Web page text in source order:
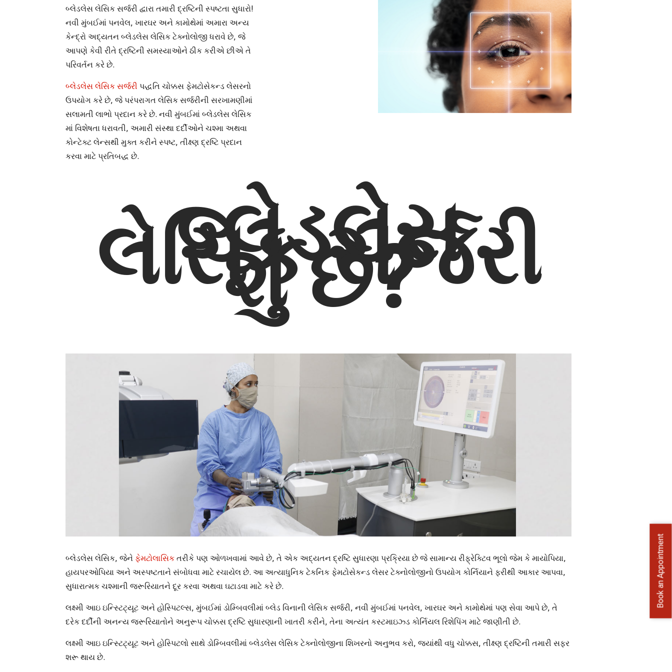
બ્લેડલેસ લેસિક સર્જરી દ્વારા તમારી દ્રષ્ટિની સ્પષ્ટતા સુધારો!
નવી મુંબઈમાં પનવેલ, ખારઘર અને કામોથેમાં અમારા અન્ય
કેન્દ્રો અદ્યતન બ્લેડલેસ લેસિક ટેક્નોલોજી ધરાવે છે, જે
આપણે કેવી રીતે દ્રષ્ટિની સમસ્યાઓને ઠીક કરીએ છીએ તે
પરિવર્તન કરે છે.
બ્લેડલેસ લેસિક સર્જરી પદ્ધતિ ચોક્કસ ફેમટોસેકન્ડ લેસરનો
ઉપયોગ કરે છે, જે પરંપરાગત લેસિક સર્જરીની સરખામણીમાં
સલામતી લાભો પ્રદાન કરે છે. નવી મુંબઈમાં બ્લેડલેસ લેસિક
માં વિશેષતા ધરાવતી, અમારી સંસ્થા દર્દીઓને ચશ્મા અથવા
કોન્ટેક્ટ લેન્સથી મુક્ત કરીને સ્પષ્ટ, તીક્ષ્ણ દ્રષ્ટિ પ્રદાન
કરવા માટે પ્રતિબદ્ધ છે.
બ્લેડલેસ
લેસિક સર્જરી
શું છે?
બ્લેડલેસ લેસિક, જેને ફેમટોલાસિક તરીકે પણ ઓળખવામાં આવે છે, તે એક અદ્યતન દ્રષ્ટિ સુધારણા પ્રક્રિયા છે જે સામાન્ય રીફ્રેક્ટિવ ભૂલો જેમ કે માયોપિયા,
હાયપરઓપિયા અને અસ્પષ્ટતાને સંબોધવા માટે રચાયેલ છે. આ અત્યાધુનિક ટેકનિક ફેમટોસેકન્ડ લેસર ટેક્નોલોજીનો ઉપયોગ કોર્નિયાને ફરીથી આકાર આપવા,
સુધારાત્મક ચશ્માની જરૂરિયાતને દૂર કરવા અથવા ઘટાડવા માટે કરે છે.
લક્ષ્મી આઇ ઇન્સ્ટિટ્યૂટ અને હોસ્પિટલ્સ, મુંબઈમાં ડોમ્બિવલીમાં બ્લેડ વિનાની લેસિક સર્જરી, નવી મુંબઈમાં પનવેલ, ખારઘર અને કામોથેમાં પણ સેવા આપે છે, તે
દરેક દર્દીની અનન્ય જરૂરિયાતોને અનુરૂપ ચોક્કસ દ્રષ્ટિ સુધારણાની ખાતરી કરીને, તેના અત્યંત કસ્ટમાઇઝ્ડ કોર્નિયલ રિશેપિંગ માટે જાણીતી છે.
લક્ષ્મી આઇ ઇન્સ્ટિટ્યૂટ અને હોસ્પિટલો સાથે ડોમ્બિવલીમાં બ્લેડલેસ લેસિક ટેક્નોલોજીના શિખરનો અનુભવ કરો, જ્યાંથી વધુ ચોક્કસ, તીક્ષ્ણ દ્રષ્ટિની તમારી સફર
શરૂ થાય છે.
Book an Appointment